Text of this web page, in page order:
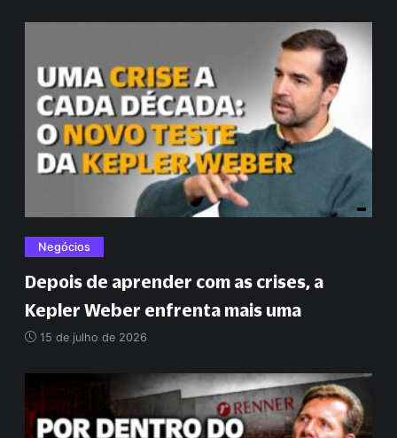
Negócios
Depois de aprender com as crises, a
Kepler Weber enfrenta mais uma
15 de julho de 2026